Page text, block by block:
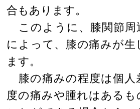
合もあります。
このように、膝関節周
によって、膝の痛みが
ます。
膝の痛みの程度は個人
度の痛みや腫れはあるも